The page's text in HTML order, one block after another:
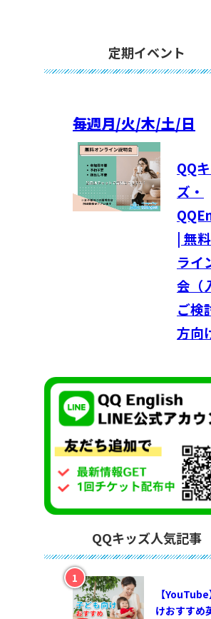
定期イベント
毎週月/火/木/土/日
QQ
ズ・
| 無
ライ
会（
ご検
方向
QQキッズ人気記事
【
けおすすめ